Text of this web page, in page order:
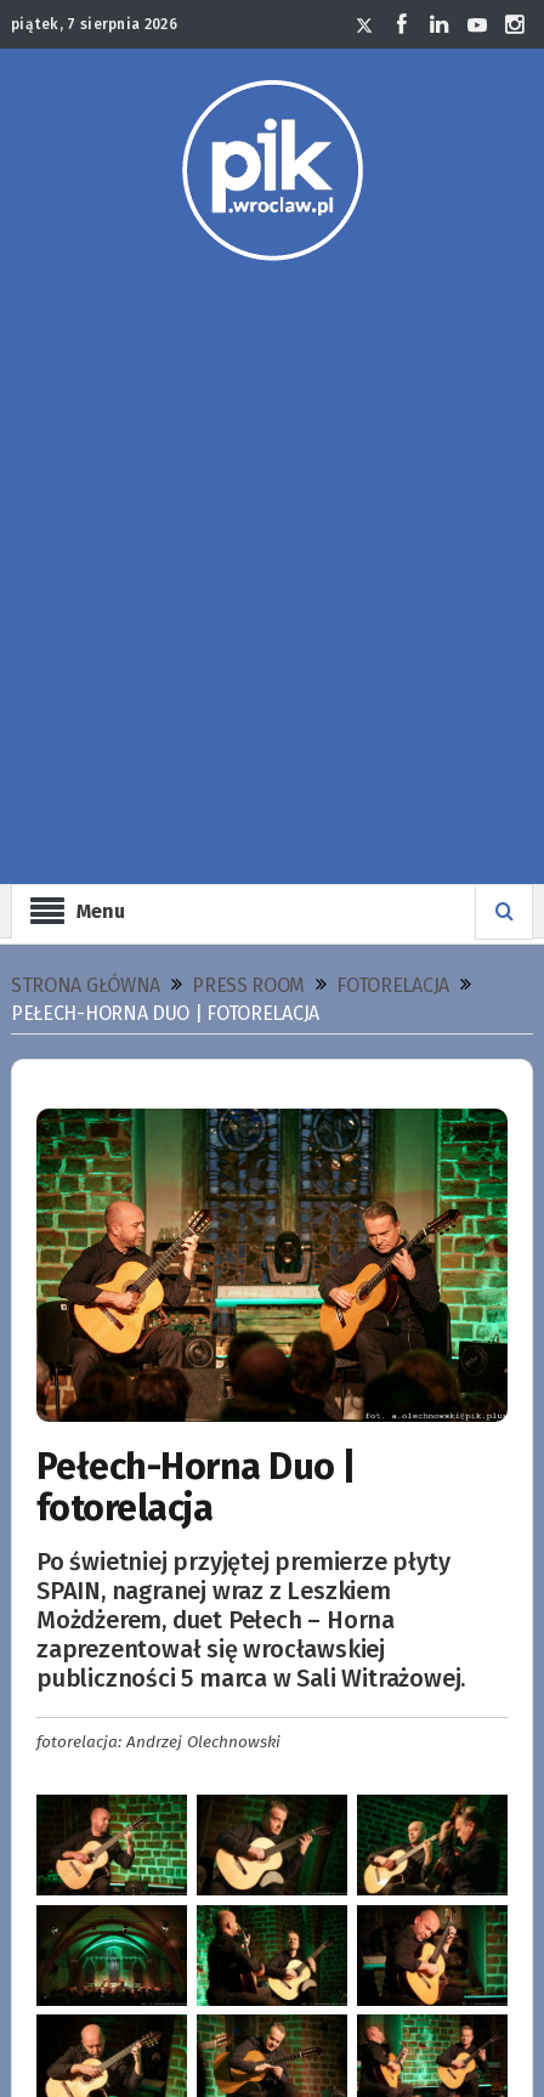
piątek, 7 sierpnia 2026
Menu
STRONA GŁÓWNA PRESS ROOM
FOTORELACJA
PEŁECH-HORNA DUO | FOTORELACJA
Pełech-Horna Duo |
fotorelacja
Po świetniej przyjętej premierze płyty
SPAIN, nagranej wraz z Leszkiem
Możdżerem, duet Pełech – Horna
zaprezentował się wrocławskiej
publiczności 5 marca w Sali Witrażowej.
fotorelacja: Andrzej Olechnowski